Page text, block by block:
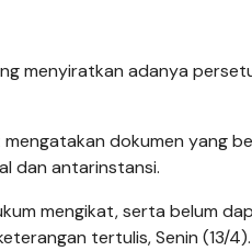
menyiratkan adanya
mengatakan dokumen yang
dan antarinstansi.
mengikat, serta belum
tertulis, Senin (13/4).